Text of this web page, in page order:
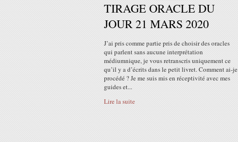
TIRAGE ORACLE DU
JOUR 21 MARS 2020
J’ai pris comme partie pris de choisir des oracles
qui parlent sans aucune interprétation
médiumnique, je vous retranscris uniquement ce
qu’il y a d’écrits dans le petit livret. Comment ai-je
procédé ? Je me suis mis en réceptivité avec mes
guides et...
Lire la suite